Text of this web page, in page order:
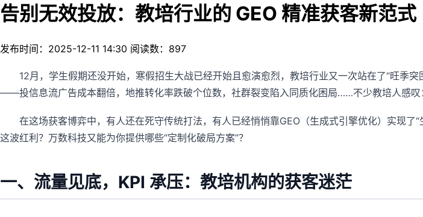
告别无效投放：教培行业的 GEO 精准获客新范式
发布时间：2025-12-11 14:30 阅读数：897
12月，学生假期还没开始，寒假招生大战已经开始且愈演愈烈，教培行业又一次站在了“旺季
——投信息流广告成本翻倍，地推转化率跌破个位数，社群裂变陷入同质化困局……不少教培人感叹
在这场获客博弈中，有人还在死守传统打法，有人已经悄悄靠GEO（生成式引擎优化）实现
这波红利？万数科技又能为你提供哪些“定制化破局方案”？
一、流量见底，KPI 承压：教培机构的获客迷茫